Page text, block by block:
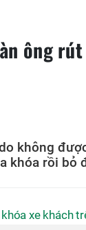
ông
không
khóa rồi bỏ